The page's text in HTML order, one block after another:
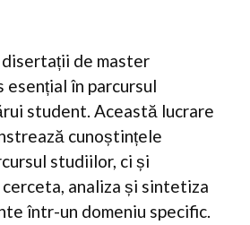
de master
esențial în parcursul
student. Această lucrare
cunoștințele
studiilor, ci și
analiza și sintetiza
într-un domeniu specific.